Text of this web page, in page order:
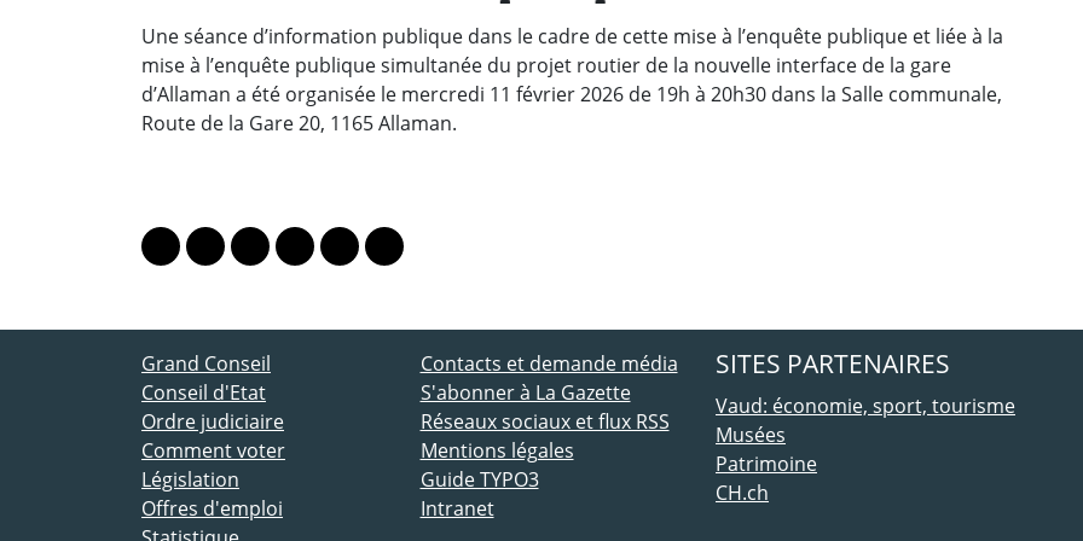
Une séance d’information publique dans le cadre de cette mise à l’enquête publique et liée à la
mise à l’enquête publique simultanée du projet routier de la nouvelle interface de la gare
d’Allaman a été organisée le mercredi 11 février 2026 de 19h à 20h30 dans la Salle communale,
Route de la Gare 20, 1165 Allaman.
Lien vers le profil Mastodon
Lien vers le profil Bluesky
Lien vers le profil Instagram
Lien vers le profil Linkedin
Lien vers le profil Facebook
Lien vers le profil Twitter
ACCÈS DIRECT
Grand Conseil
Conseil d'Etat
Ordre judiciaire
Comment voter
Législation
Offres d'emploi
Contacts et demande média
S'abonner à La Gazette
Réseaux sociaux et flux RSS
Mentions légales
Guide TYPO3
Intranet
SITES PARTENAIRES
Vaud: économie, sport, tourisme
Musées
Patrimoine
CH.ch